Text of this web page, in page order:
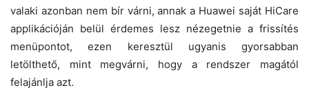
valaki azonban nem bír várni, annak a Huawei saját HiCare
applikációján belül érdemes lesz nézegetnie a frissítés
menüpontot, ezen keresztül ugyanis gyorsabban
letölthető, mint megvárni, hogy a rendszer magától
felajánlja azt.